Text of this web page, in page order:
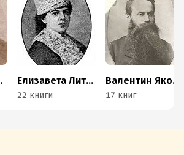
Елизавета Литвинова
22 книги
Валентин Яковенко
17 книг